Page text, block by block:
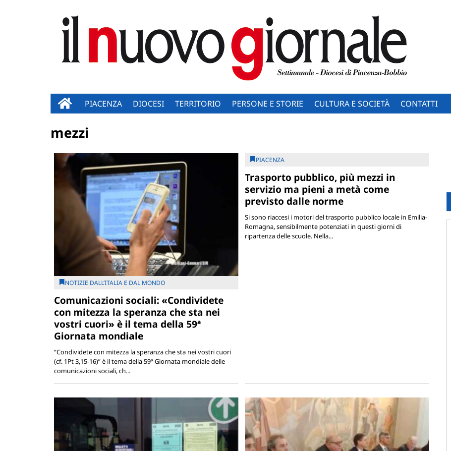
PIACENZA DIOCESI TERRITORIO PERSONE E STORIE CULTURA E SOCIETÀ CONTATTI
mezzi
NOTIZIE DALL’ITALIA E DAL MONDO
Comunicazioni sociali: «Condividete
con mitezza la speranza che sta nei
vostri cuori» è il tema della 59ª
Giornata mondiale
“Condividete con mitezza la speranza che sta nei vostri cuori
(cf. 1Pt 3,15-16)” è il tema della 59ª Giornata mondiale delle
comunicazioni sociali, ch...
PIACENZA
Trasporto pubblico, più mezzi in
servizio ma pieni a metà come
previsto dalle norme
Si sono riaccesi i motori del trasporto pubblico locale in Emilia-
Romagna, sensibilmente potenziati in questi giorni di
ripartenza delle scuole. Nella...